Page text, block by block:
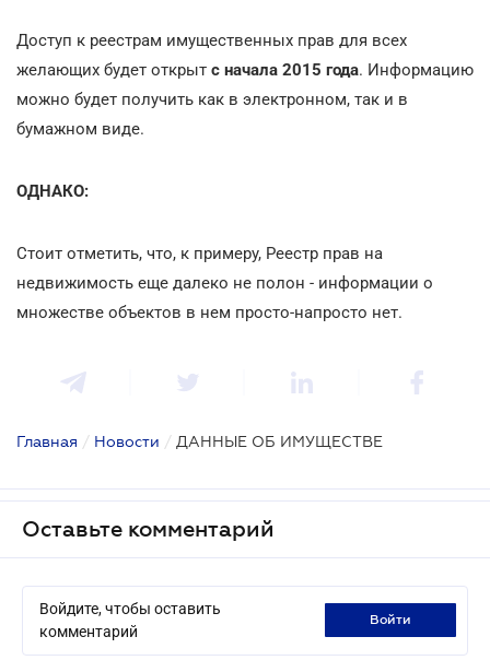
Доступ к реестрам имущественных прав для всех
желающих будет открыт с начала 2015 года. Информацию
можно будет получить как в электронном, так и в
бумажном виде.
ОДНАКО:
Стоит отметить, что, к примеру, Реестр прав на
недвижимость еще далеко не полон - информации о
множестве объектов в нем просто-напросто нет.
Главная / Новости / ДАННЫЕ ОБ ИМУЩЕСТВЕ
Оставьте комментарий
Войдите, чтобы оставить
комментарий
войти